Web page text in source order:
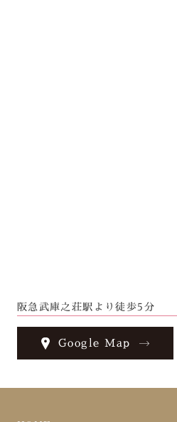
阪急武庫之荘駅より徒歩5分
Google Map